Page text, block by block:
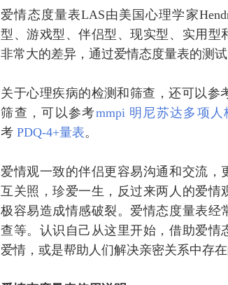
爱情态度量表LAS由美国心理学家
型、游戏型、伴侣型、现实型、实用
非常大的差异，通过爱情态度量表的测
关于心理疾病的检测和筛查，还可以参
筛查，可以参考mmpi 明尼苏达多项人
考PDQ-4+量表。
爱情观一致的伴侣更容易沟通和交流
互关照，珍爱一生，反过来两人的爱情
极容易造成情感破裂。爱情态度量表经
查等。认识自己从这里开始，借助爱
爱情，或是帮助人们解决亲密关系中存在